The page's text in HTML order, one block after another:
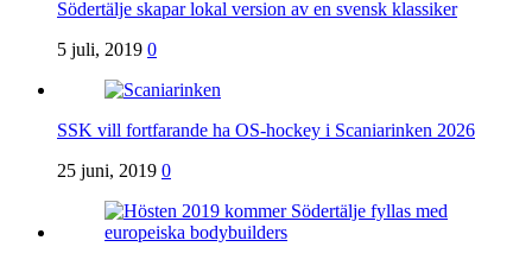
Södertälje skapar lokal version av en svensk klassiker
5 juli, 2019 0
SSK vill fortfarande ha OS-hockey i Scaniarinken 2026
25 juni, 2019 0